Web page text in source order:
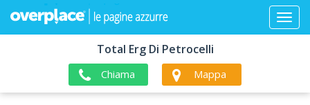
Total Erg Di Petrocelli
Chiama Mappa